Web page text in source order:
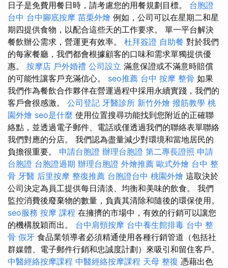
日子是免費用餐日時，請考慮您的用餐規劃目標。 台胞證
台中 台中腳底按摩 苗栗外燴 例如，公司可以在星期二和星
期四提供食物，以配合這些天的工作要求。 單一平台解決
餐飲辦公需求，營運更有效率。 杜拜簽證 自助餐 對於我們
的每家餐廳，我們都會根據顧客的口味和需求單獨提供優
惠。 按摩店 戶外婚禮 公司設立 滿意保證或不滿意時賠償
的可能性讓客戶充滿信心。 seo推薦 台中 按摩 整骨 如果
我們作為餐飲合作夥伴在營運過程中採用永續實踐，我們的
客戶會很感激。 公司登記 牙醫診所 新竹外燴 撥筋教學 桃
園外燴 seo是什麼 使用位置搜尋功能找到您附近的正確聯
絡點，並透過電子郵件、電話或僅透過我們的聯絡表單聯絡
我們對應的分店。 我們認為盡量減少對環境和當地居民的
負擔很重要。 申請台胞證 辦理台胞證 第二專長證照 申請
台胞證 台胞證過期 辦理台胞證 外燴推薦 歐式外燴 台中 整
骨 牙醫 后里按摩 整復推薦 台胞證台中 桃園外燴 這取決於
公司決定為員工提供每日清淡、均衡和美味的飲食。 我們
監控消費後廢棄物的數量，負責其清除和隨後的環保使用。
seo服務 按摩 課程 在擁擠的市場中，有效的行銷可以讓您
的機構脫穎而出。 台中肩頸按摩 台中養生館排毒 台中 整
骨 假牙 食品業領導者必須精通使用各種行銷管道（包括社
群媒體、電子郵件行銷和忠誠度計劃）來吸引和留住客戶。
中醫經絡按摩課程 中醫經絡按摩課程 天母 整復 憑藉出色